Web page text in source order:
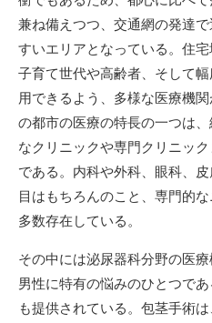
兼ね備えつつ、交通網の発達
すいエリアとなっている。住宅
子育て世代や高齢者、そして
用できるよう、多様な医療機
の都市の医療の特長の一つは
なクリニックや専門クリニッ
である。内科や外科、眼科、
目はもちろんのこと、専門的
多数存在している。
その中には泌尿器科分野の医
男性に特有の悩みのひとつで
も提供されている。包茎手術